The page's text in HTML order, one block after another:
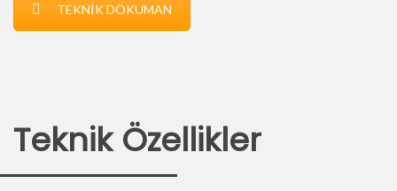
TEKNİK DÖKUMAN
Teknik Özellikler